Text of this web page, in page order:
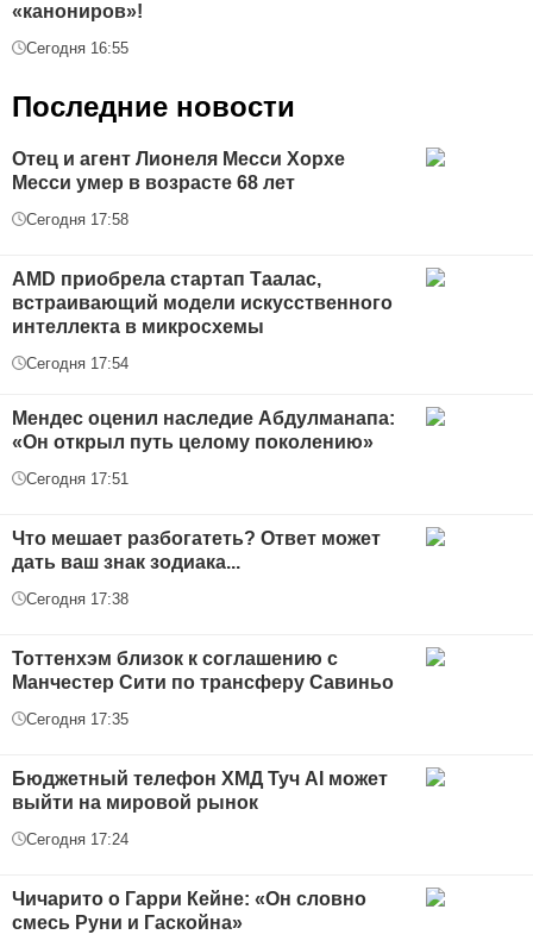
«канониров»!
Сегодня 16:55
Последние новости
Отец и агент Лионеля Месси Хорхе
Месси умер в возрасте 68 лет
Сегодня 17:58
AMD приобрела стартап Таалас,
встраивающий модели искусственного
интеллекта в микросхемы
Сегодня 17:54
Мендес оценил наследие Абдулманапа:
«Он открыл путь целому поколению»
Сегодня 17:51
Что мешает разбогатеть? Ответ может
дать ваш знак зодиака...
Сегодня 17:38
Тоттенхэм близок к соглашению с
Манчестер Сити по трансферу Савиньо
Сегодня 17:35
Бюджетный телефон ХМД Туч AI может
выйти на мировой рынок
Сегодня 17:24
Чичарито о Гарри Кейне: «Он словно
смесь Руни и Гаскойна»